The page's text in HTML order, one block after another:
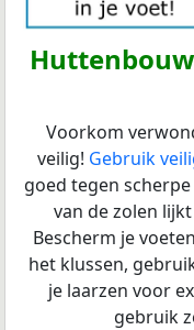
Voorkom
veilig! Gebruik
goed tegen
van de zolen
Bescherm je
het klussen,
je laarzen voor
gebruik